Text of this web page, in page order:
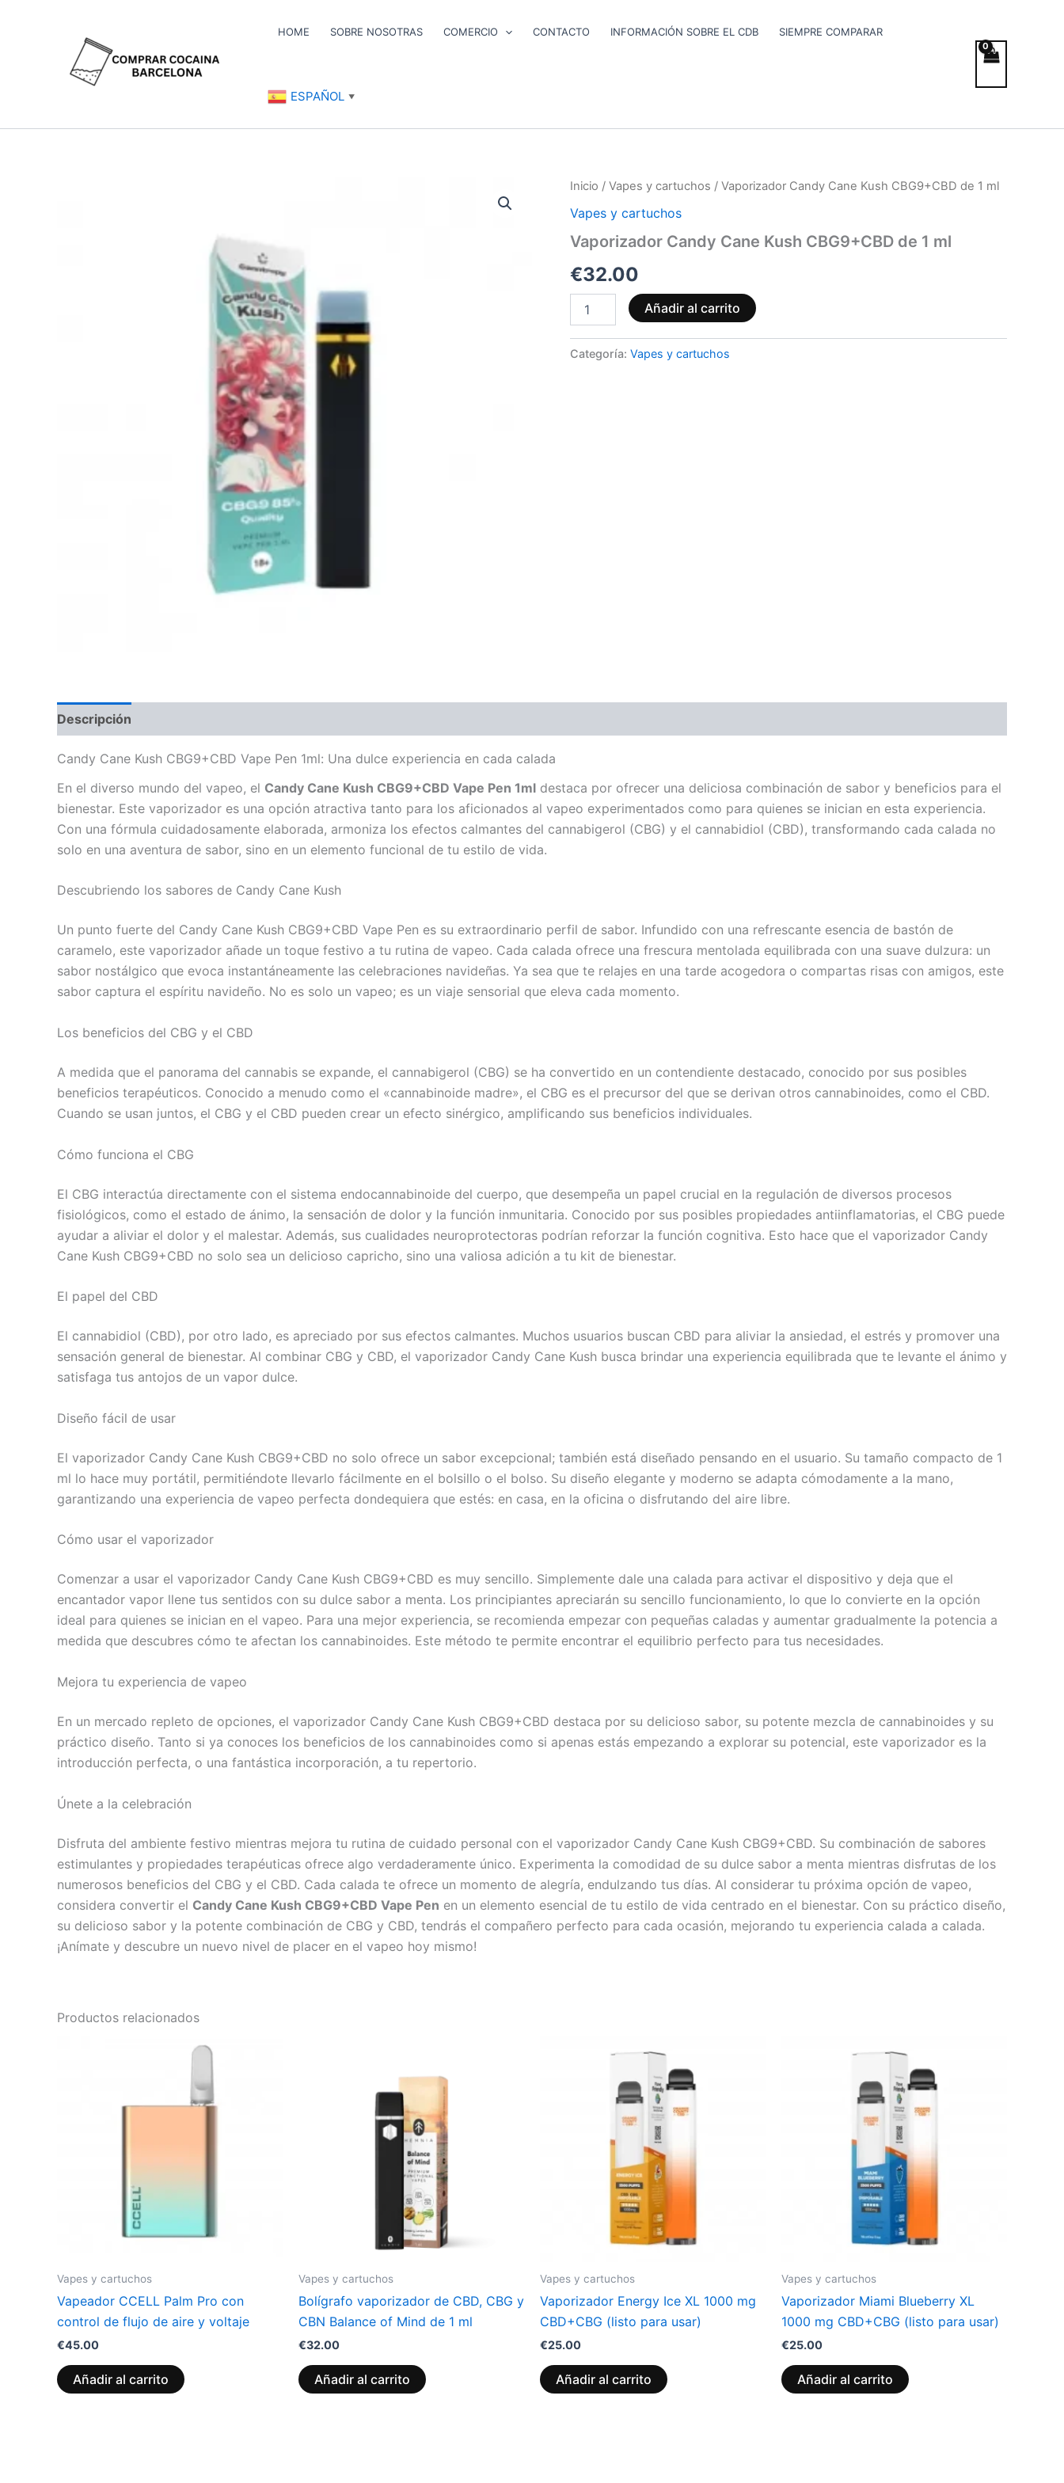
HOME SOBRE NOSOTRAS COMERCIO CONTACTO INFORMACIÓN SOBRE EL CDB SIEMPRE COMPARAR
ESPAÑOL ▼
Inicio / Vapes y cartuchos / Vaporizador Candy Cane Kush CBG9+CBD de 1 ml
Vapes y cartuchos
Vaporizador Candy Cane Kush CBG9+CBD de 1 ml
€32.00
Vaporizador
Cane
CBG9+CBD
1
ml
cantidad
Añadir al carrito
Categoría: Vapes y cartuchos
Descripción
Candy Cane Kush CBG9+CBD Vape Pen 1ml: Una dulce experiencia en cada calada
En el diverso mundo del vapeo, el Candy Cane Kush CBG9+CBD Vape Pen 1ml destaca por ofrecer una deliciosa combinación de sabor y beneficios para el
bienestar. Este vaporizador es una opción atractiva tanto para los aficionados al vapeo experimentados como para quienes se inician en esta experiencia.
Con una fórmula cuidadosamente elaborada, armoniza los efectos calmantes del cannabigerol (CBG) y el cannabidiol (CBD), transformando cada calada no
solo en una aventura de sabor, sino en un elemento funcional de tu estilo de vida.
Descubriendo los sabores de Candy Cane Kush
Un punto fuerte del Candy Cane Kush CBG9+CBD Vape Pen es su extraordinario perfil de sabor. Infundido con una refrescante esencia de bastón de
caramelo, este vaporizador añade un toque festivo a tu rutina de vapeo. Cada calada ofrece una frescura mentolada equilibrada con una suave dulzura: un
sabor nostálgico que evoca instantáneamente las celebraciones navideñas. Ya sea que te relajes en una tarde acogedora o compartas risas con amigos, este
sabor captura el espíritu navideño. No es solo un vapeo; es un viaje sensorial que eleva cada momento.
Los beneficios del CBG y el CBD
A medida que el panorama del cannabis se expande, el cannabigerol (CBG) se ha convertido en un contendiente destacado, conocido por sus posibles
beneficios terapéuticos. Conocido a menudo como el «cannabinoide madre», el CBG es el precursor del que se derivan otros cannabinoides, como el CBD.
Cuando se usan juntos, el CBG y el CBD pueden crear un efecto sinérgico, amplificando sus beneficios individuales.
Cómo funciona el CBG
El CBG interactúa directamente con el sistema endocannabinoide del cuerpo, que desempeña un papel crucial en la regulación de diversos procesos
fisiológicos, como el estado de ánimo, la sensación de dolor y la función inmunitaria. Conocido por sus posibles propiedades antiinflamatorias, el CBG puede
ayudar a aliviar el dolor y el malestar. Además, sus cualidades neuroprotectoras podrían reforzar la función cognitiva. Esto hace que el vaporizador Candy
Cane Kush CBG9+CBD no solo sea un delicioso capricho, sino una valiosa adición a tu kit de bienestar.
El papel del CBD
El cannabidiol (CBD), por otro lado, es apreciado por sus efectos calmantes. Muchos usuarios buscan CBD para aliviar la ansiedad, el estrés y promover una
sensación general de bienestar. Al combinar CBG y CBD, el vaporizador Candy Cane Kush busca brindar una experiencia equilibrada que te levante el ánimo y
satisfaga tus antojos de un vapor dulce.
Diseño fácil de usar
El vaporizador Candy Cane Kush CBG9+CBD no solo ofrece un sabor excepcional; también está diseñado pensando en el usuario. Su tamaño compacto de 1
ml lo hace muy portátil, permitiéndote llevarlo fácilmente en el bolsillo o el bolso. Su diseño elegante y moderno se adapta cómodamente a la mano,
garantizando una experiencia de vapeo perfecta dondequiera que estés: en casa, en la oficina o disfrutando del aire libre.
Cómo usar el vaporizador
Comenzar a usar el vaporizador Candy Cane Kush CBG9+CBD es muy sencillo. Simplemente dale una calada para activar el dispositivo y deja que el
encantador vapor llene tus sentidos con su dulce sabor a menta. Los principiantes apreciarán su sencillo funcionamiento, lo que lo convierte en la opción
ideal para quienes se inician en el vapeo. Para una mejor experiencia, se recomienda empezar con pequeñas caladas y aumentar gradualmente la potencia a
medida que descubres cómo te afectan los cannabinoides. Este método te permite encontrar el equilibrio perfecto para tus necesidades.
Mejora tu experiencia de vapeo
En un mercado repleto de opciones, el vaporizador Candy Cane Kush CBG9+CBD destaca por su delicioso sabor, su potente mezcla de cannabinoides y su
práctico diseño. Tanto si ya conoces los beneficios de los cannabinoides como si apenas estás empezando a explorar su potencial, este vaporizador es la
introducción perfecta, o una fantástica incorporación, a tu repertorio.
Únete a la celebración
Disfruta del ambiente festivo mientras mejora tu rutina de cuidado personal con el vaporizador Candy Cane Kush CBG9+CBD. Su combinación de sabores
estimulantes y propiedades terapéuticas ofrece algo verdaderamente único. Experimenta la comodidad de su dulce sabor a menta mientras disfrutas de los
numerosos beneficios del CBG y el CBD. Cada calada te ofrece un momento de alegría, endulzando tus días. Al considerar tu próxima opción de vapeo,
considera convertir el Candy Cane Kush CBG9+CBD Vape Pen en un elemento esencial de tu estilo de vida centrado en el bienestar. Con su práctico diseño,
su delicioso sabor y la potente combinación de CBG y CBD, tendrás el compañero perfecto para cada ocasión, mejorando tu experiencia calada a calada.
¡Anímate y descubre un nuevo nivel de placer en el vapeo hoy mismo!
Productos relacionados
Vapes y cartuchos
Vapeador CCELL Palm Pro con
control de flujo de aire y voltaje
€45.00
Añadir al carrito
Vapes y cartuchos
Bolígrafo vaporizador de CBD, CBG y
CBN Balance of Mind de 1 ml
€32.00
Añadir al carrito
Vapes y cartuchos
Vaporizador Energy Ice XL 1000 mg
CBD+CBG (listo para usar)
€25.00
Añadir al carrito
Vapes y cartuchos
Vaporizador Miami Blueberry XL
1000 mg CBD+CBG (listo para usar)
€25.00
Añadir al carrito